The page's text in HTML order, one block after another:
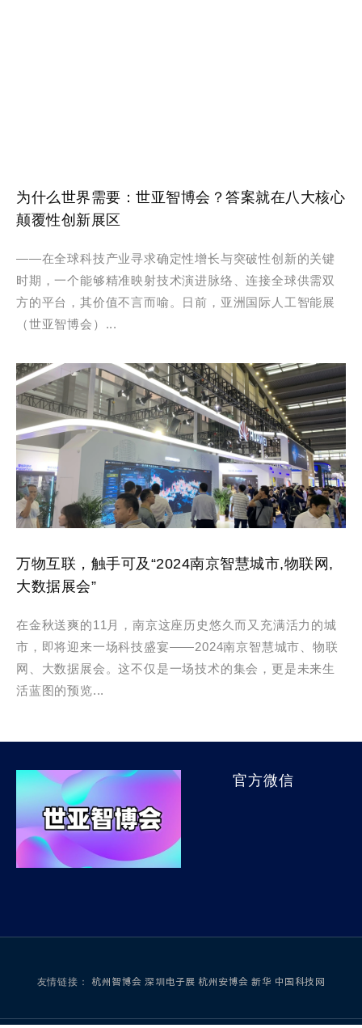
为什么世界需要：世亚智博会？答案就在八大核心
颠覆性创新展区
——在全球科技产业寻求确定性增长与突破性创新的关键
时期，一个能够精准映射技术演进脉络、连接全球供需双
方的平台，其价值不言而喻。日前，亚洲国际人工智能展
（世亚智博会）...
万物互联，触手可及“2024南京智慧城市,物联网,
大数据展会”
在金秋送爽的11月，南京这座历史悠久而又充满活力的城
市，即将迎来一场科技盛宴——2024南京智慧城市、物联
网、大数据展会。这不仅是一场技术的集会，更是未来生
活蓝图的预览...
官方微信
友情链接：杭州智博会 深圳电子展杭州安博会新华 中国科技网